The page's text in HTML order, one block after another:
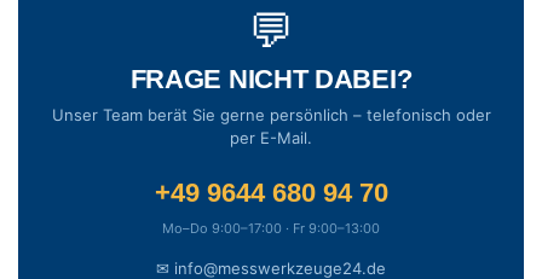
💬
FRAGE NICHT DABEI?
Unser Team berät Sie gerne persönlich – telefonisch oder
per E-Mail.
+49 9644 680 94 70
Mo–Do 9:00–17:00 · Fr 9:00–13:00
✉ info@messwerkzeuge24.de